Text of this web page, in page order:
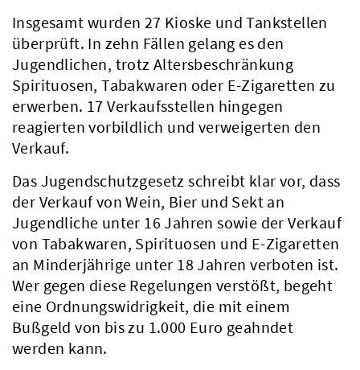
Insgesamt wurden 27 Kioske und Tankstellen
überprüft. In zehn Fällen gelang es den
Jugendlichen, trotz Altersbeschränkung
Spirituosen, Tabakwaren oder E-Zigaretten zu
erwerben. 17 Verkaufsstellen hingegen
reagierten vorbildlich und verweigerten den
Verkauf.
Das Jugendschutzgesetz schreibt klar vor, dass
der Verkauf von Wein, Bier und Sekt an
Jugendliche unter 16 Jahren sowie der Verkauf
von Tabakwaren, Spirituosen und E-Zigaretten
an Minderjährige unter 18 Jahren verboten ist.
Wer gegen diese Regelungen verstößt, begeht
eine Ordnungswidrigkeit, die mit einem
Bußgeld von bis zu 1.000 Euro geahndet
werden kann.